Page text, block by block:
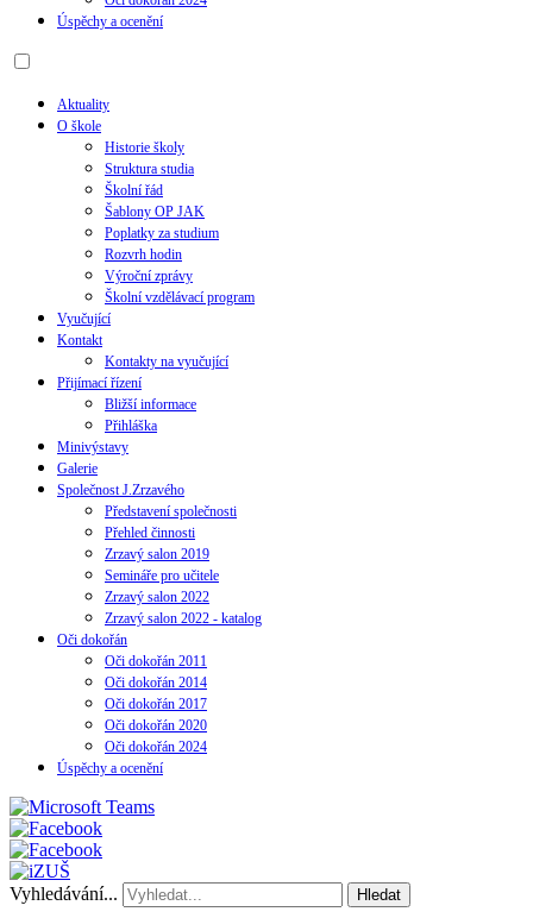
Úspěchy a ocenění
Aktuality
O škole
Historie školy
Struktura studia
Školní řád
Šablony OP JAK
Poplatky za studium
Rozvrh hodin
Výroční zprávy
Školní vzdělávací program
Vyučující
Kontakt
Kontakty na vyučující
Přijímací řízení
Bližší informace
Přihláška
Minivýstavy
Galerie
Společnost J.Zrzavého
Představení společnosti
Přehled činnosti
Zrzavý salon 2019
Semináře pro učitele
Zrzavý salon 2022
Zrzavý salon 2022 - katalog
Oči dokořán
Oči dokořán 2011
Oči dokořán 2014
Oči dokořán 2017
Oči dokořán 2020
Oči dokořán 2024
Úspěchy a ocenění
Vyhledávání... Hledat